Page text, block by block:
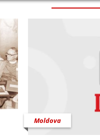
Moldova